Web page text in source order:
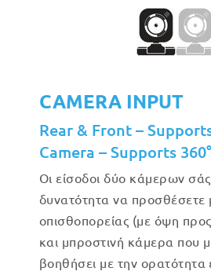
CAMERA INPUT
Rear & Front –
Camera – Supports
Οι είσοδοι δύο κάμερων σάς
δυνατότητα να προσθέσετε
οπισθοπορείας (με όψη
και μπροστινή κάμερα που
βοηθήσει με την ορατότητα